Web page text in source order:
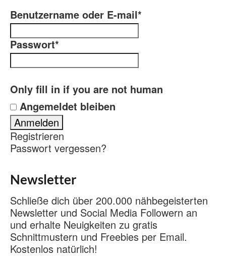
Benutzername oder E-mail*
Passwort*
Only fill in if you are not human
Angemeldet bleiben
Registrieren
Passwort vergessen?
Newsletter
Schließe dich über 200.000 nähbegeisterten
Newsletter und Social Media Followern an
und erhalte Neuigkeiten zu gratis
Schnittmustern und Freebies per Email.
Kostenlos natürlich!